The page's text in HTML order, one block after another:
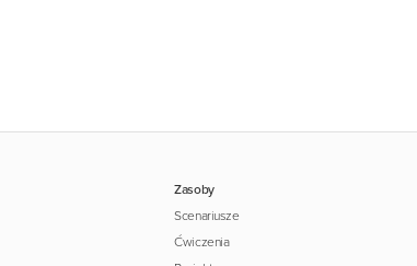
Zasoby
Scenariusze
Ćwiczenia